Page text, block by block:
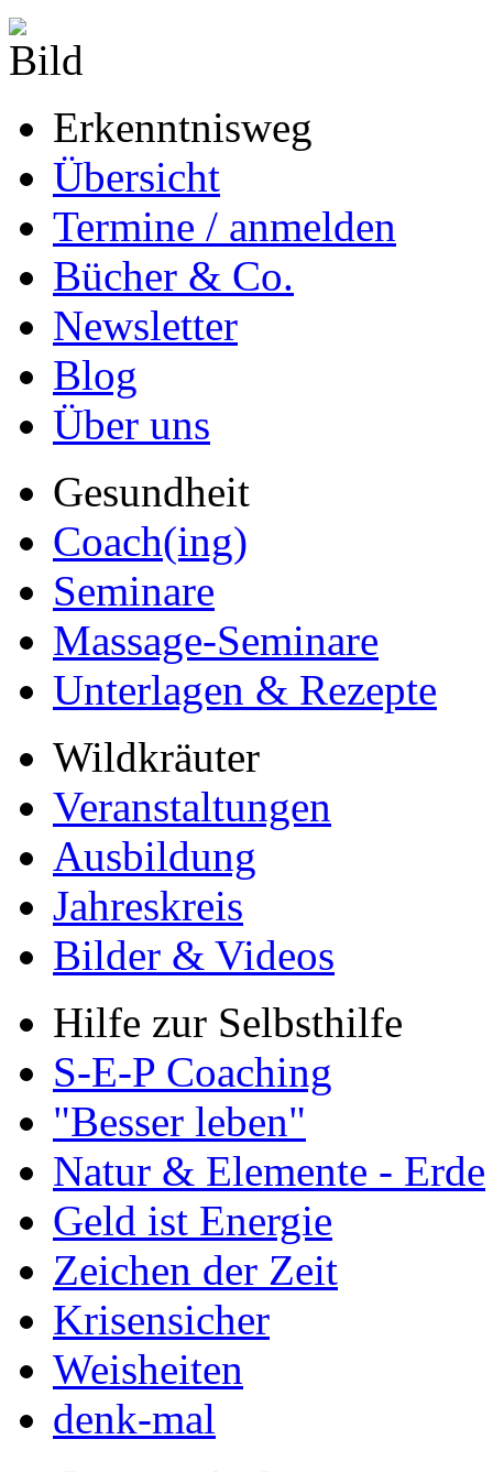
Erkenntnisweg
Übersicht
Termine / anmelden
Bücher & Co.
Newsletter
Blog
Über uns
Gesundheit
Coach(ing)
Seminare
Massage-Seminare
Unterlagen & Rezepte
Wildkräuter
Veranstaltungen
Ausbildung
Jahreskreis
Bilder & Videos
Hilfe zur Selbsthilfe
S-E-P Coaching
"Besser leben"
Natur & Elemente - Erde
Geld ist Energie
Zeichen der Zeit
Krisensicher
Weisheiten
denk-mal